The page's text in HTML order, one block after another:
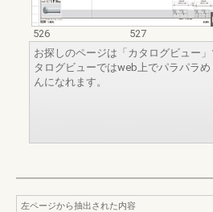
526
527
お探しのページは「カタログビュー
タログビューではweb上でパラパラ
んになれます。
左ページから抽出された内容